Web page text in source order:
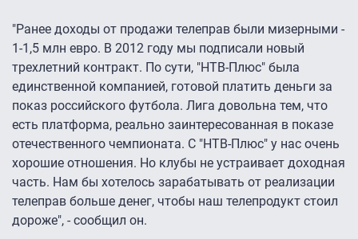
"Ранее доходы от продажи телеправ были мизерными -
1-1,5 млн евро. В 2012 году мы подписали новый
трехлетний контракт. По сути, "НТВ-Плюс" была
единственной компанией, готовой платить деньги за
показ российского футбола. Лига довольна тем, что
есть платформа, реально заинтересованная в показе
отечественного чемпионата. С "НТВ-Плюс" у нас очень
хорошие отношения. Но клубы не устраивает доходная
часть. Нам бы хотелось зарабатывать от реализации
телеправ больше денег, чтобы наш телепродукт стоил
дороже", - сообщил он.